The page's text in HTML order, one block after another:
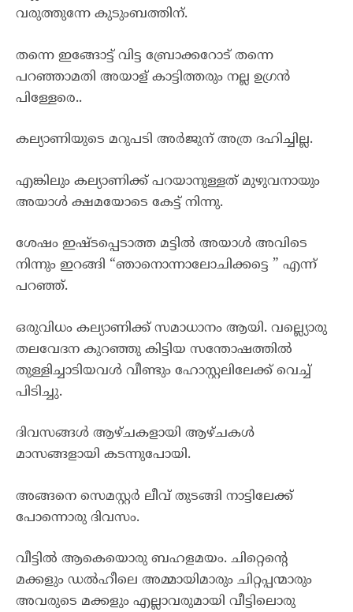
വരുത്തുന്നേ കുടുംബത്തിന്.
തന്നെ ഇങ്ങോട്ട് വിട്ട ബ്രോക്കറോട് തന്നെ
പറഞ്ഞാമതി അയാള് കാട്ടിത്തരും നല്ല ഉഗ്രൻ
പിള്ളേരെ..
കല്യാണിയുടെ മറുപടി അർജുന് അത്ര ദഹിച്ചില്ല.
എങ്കിലും കല്യാണിക്ക് പറയാനുള്ളത് മുഴുവനായും
അയാൾ ക്ഷമയോടെ കേട്ട് നിന്നു.
ശേഷം ഇഷ്ടപ്പെടാത്ത മട്ടിൽ അയാൾ അവിടെ
നിന്നും ഇറങ്ങി “ഞാനൊന്നാലോചിക്കട്ടെ ” എന്ന്
പറഞ്ഞ്.
ഒരുവിധം കല്യാണിക്ക് സമാധാനം ആയി. വല്ല്യൊരു
തലവേദന കുറഞ്ഞു കിട്ടിയ സന്തോഷത്തിൽ
തുള്ളിച്ചാടിയവൾ വീണ്ടും ഹോസ്റ്റലിലേക്ക് വെച്ച്
പിടിച്ചു.
ദിവസങ്ങൾ ആഴ്ചകളായി ആഴ്ചകൾ
മാസങ്ങളായി കടന്നുപോയി.
അങ്ങനെ സെമസ്റ്റർ ലീവ് തുടങ്ങി നാട്ടിലേക്ക്
പോന്നൊരു ദിവസം.
വീട്ടിൽ ആകെയൊരു ബഹളമയം. ചിറ്റെന്റെ
മക്കളും ഡൽഹീലെ അമ്മായിമാരും ചിറ്റപ്പന്മാരും
അവരുടെ മക്കളും എല്ലാവരുമായി വീട്ടിലൊരു